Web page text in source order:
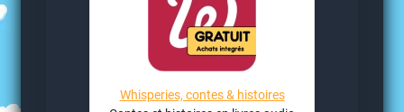
Whisperies, contes & histoires